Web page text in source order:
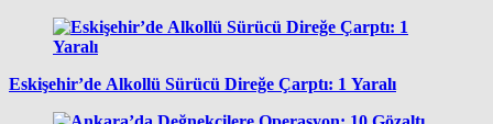
Eskişehir’de Alkollü Sürücü Direğe Çarptı: 1 Yaralı